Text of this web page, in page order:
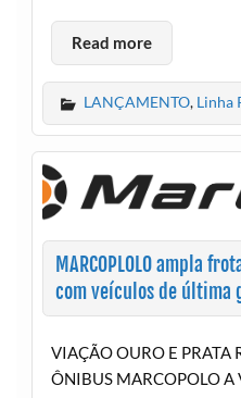
Read more
LANÇAMENTO, Linha
MARCOPLOLO ampla
com veículos de última
VIAÇÃO OURO E PRATA
ÔNIBUS MARCOPOLO A